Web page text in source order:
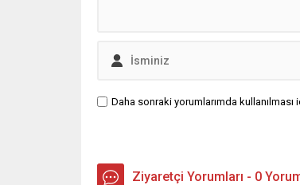
Daha sonraki yorumlarımda
Ziyaretçi Yorumları - 0